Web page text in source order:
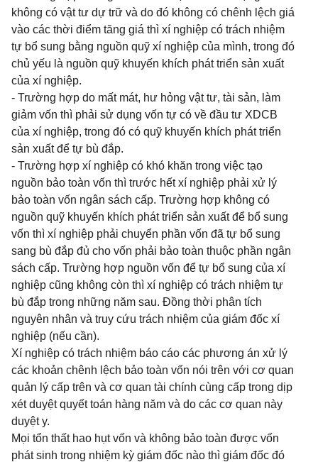
không có vật tư dự trữ và do đó không có chênh lệch giá
vào các thời điểm tăng giá thì xí nghiệp có trách nhiệm
tự bổ sung bằng nguồn quỹ xí nghiệp của mình, trong đó
chủ yếu là nguồn quỹ khuyến khích phát triển sản xuất
của xí nghiệp.
- Trường hợp do mất mát, hư hỏng vật tư, tài sản, làm
giảm vốn thì phải sử dụng vốn tự có về đầu tư XDCB
của xí nghiệp, trong đó có quỹ khuyến khích phát triển
sản xuất để tự bù đắp.
- Trường hợp xí nghiệp có khó khăn trong việc tạo
nguồn bảo toàn vốn thì trước hết xí nghiệp phải xử lý
bảo toàn vốn ngân sách cấp. Trường hợp không có
nguồn quỹ khuyến khích phát triển sản xuất để bổ sung
vốn thì xí nghiệp phải chuyển phần vốn đã tự bổ sung
sang bù đắp đủ cho vốn phải bảo toàn thuộc phần ngân
sách cấp. Trường hợp nguồn vốn để tự bổ sung của xí
nghiệp cũng không còn thì xí nghiệp có trách nhiệm tự
bù đắp trong những năm sau. Đồng thời phân tích
nguyên nhân và truy cứu trách nhiệm của giám đốc xí
nghiệp (nếu cần).
Xí nghiệp có trách nhiệm báo cáo các phương án xử lý
các khoản chênh lệch bảo toàn vốn nói trên với cơ quan
quản lý cấp trên và cơ quan tài chính cùng cấp trong dịp
xét duyệt quyết toán hàng năm và do các cơ quan này
duyệt y.
Mọi tổn thất hao hụt vốn và không bảo toàn được vốn
phát sinh trong nhiệm kỳ giám đốc nào thì giám đốc đó